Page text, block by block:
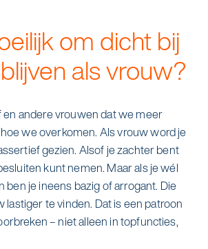
om dicht bij
als vrouw?
en andere vrouwen dat we meer
we overkomen. Als vrouw word je
gezien. Alsof je zachter bent
kunt nemen. Maar als je wél
ben je ineens bazig of arrogant. Die
lastiger te vinden. Dat is een patroon
– niet alleen in topfuncties,